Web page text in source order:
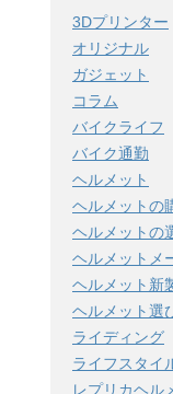
3Dプリンター
オリジナル
ガジェット
コラム
バイクライフ
バイク通勤
ヘルメット
ヘルメットの
ヘルメットの
ヘルメットメ
ヘルメット新
ヘルメット選
ライディング
ライフスタイ
レプリカヘル